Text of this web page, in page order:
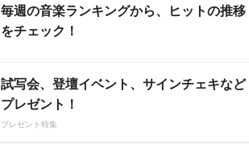
毎週の音楽ランキングから、ヒットの推移
をチェック！
試写会、登壇イベント、サインチェキなど
プレゼント！
プレゼント特集